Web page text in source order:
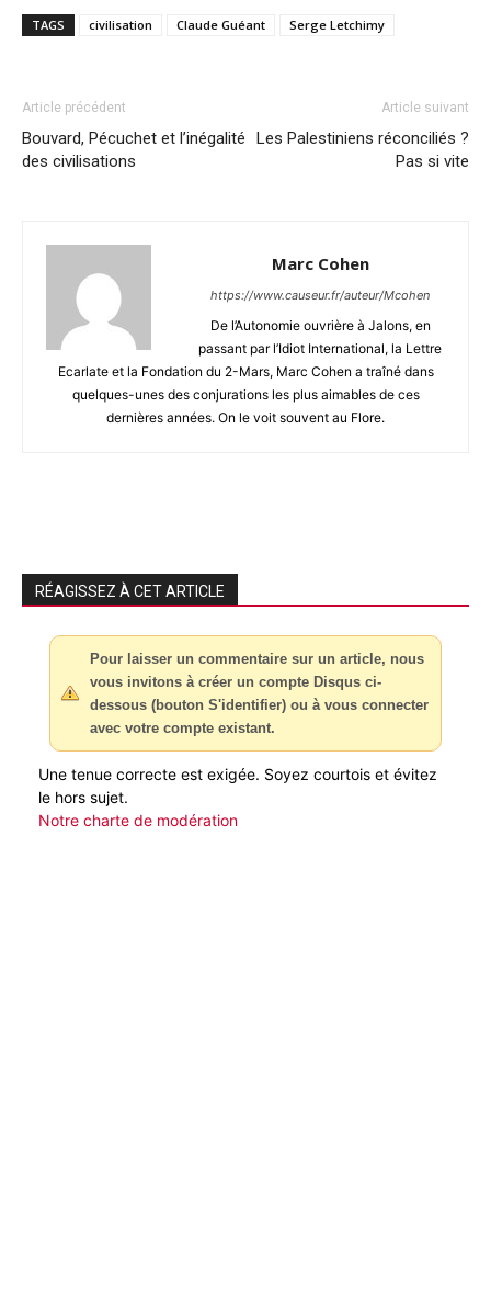
TAGS civilisation Claude Guéant Serge Letchimy
Article précédent
Bouvard, Pécuchet et l’inégalité
des civilisations
Article suivant
Les Palestiniens réconciliés ?
Pas si vite
Marc Cohen
https://www.causeur.fr/auteur/Mcohen
De l’Autonomie ouvrière à Jalons, en
passant par l’Idiot International, la Lettre
Ecarlate et la Fondation du 2-Mars, Marc Cohen a traîné dans
quelques-unes des conjurations les plus aimables de ces
dernières années. On le voit souvent au Flore.
RÉAGISSEZ À CET ARTICLE
Pour laisser un commentaire sur un article, nous
vous invitons à créer un compte Disqus ci-
dessous (bouton S'identifier) ou à vous connecter
avec votre compte existant.
Une tenue correcte est exigée. Soyez courtois et évitez
le hors sujet.
Notre charte de modération